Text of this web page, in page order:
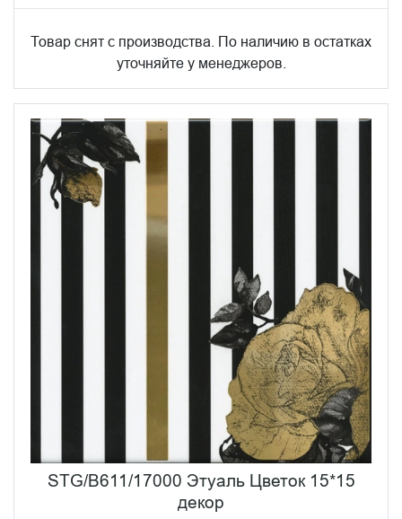
Товар снят с производства. По наличию в остатках
уточняйте у менеджеров.
STG/B611/17000 Этуаль Цветок 15*15
декор